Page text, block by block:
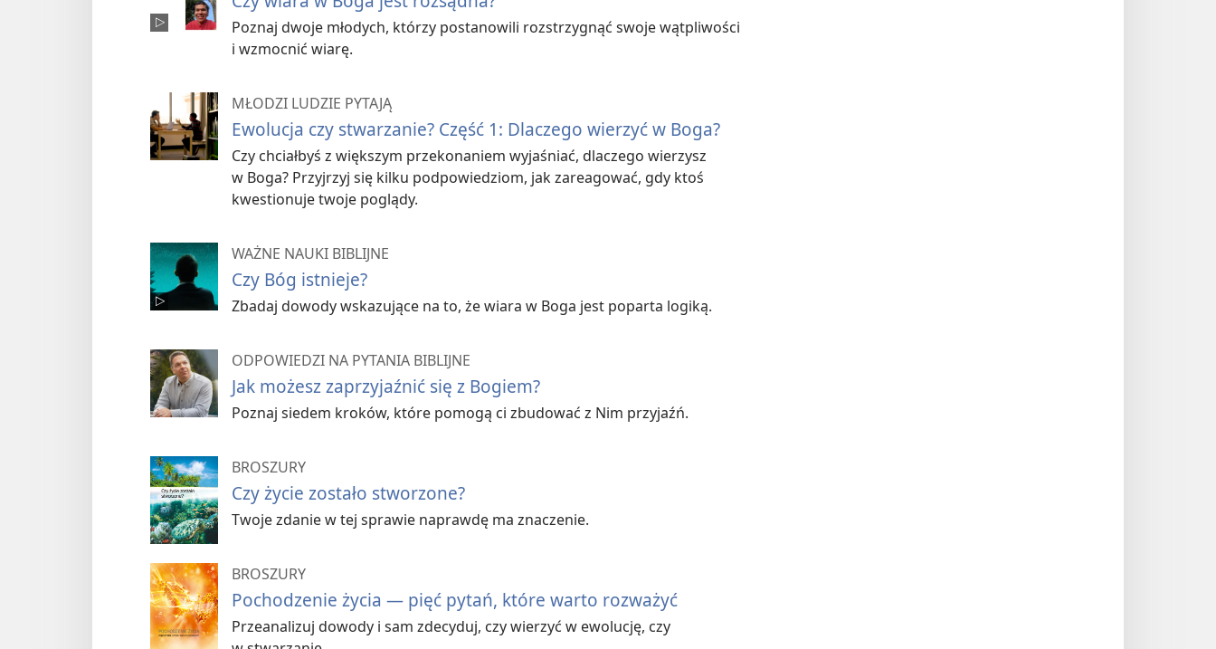
Poznaj dwoje młodych, którzy postanowili rozstrzygnąć swoje wątpliwości
i wzmocnić wiarę.
MŁODZI LUDZIE PYTAJĄ
Ewolucja czy stwarzanie? Część 1: Dlaczego wierzyć w Boga?
Czy chciałbyś z większym przekonaniem wyjaśniać, dlaczego wierzysz
w Boga? Przyjrzyj się kilku podpowiedziom, jak zareagować, gdy ktoś
kwestionuje twoje poglądy.
WAŻNE NAUKI BIBLIJNE
Czy Bóg istnieje?
Zbadaj dowody wskazujące na to, że wiara w Boga jest poparta logiką.
ODPOWIEDZI NA PYTANIA BIBLIJNE
Jak możesz zaprzyjaźnić się z Bogiem?
Poznaj siedem kroków, które pomogą ci zbudować z Nim przyjaźń.
BROSZURY
Czy życie zostało stworzone?
Twoje zdanie w tej sprawie naprawdę ma znaczenie.
BROSZURY
Pochodzenie życia — pięć pytań, które warto rozważyć
Przeanalizuj dowody i sam zdecyduj, czy wierzyć w ewolucję, czy